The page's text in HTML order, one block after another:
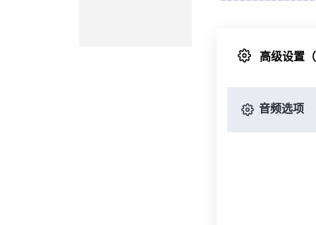
高级设置
音频选项